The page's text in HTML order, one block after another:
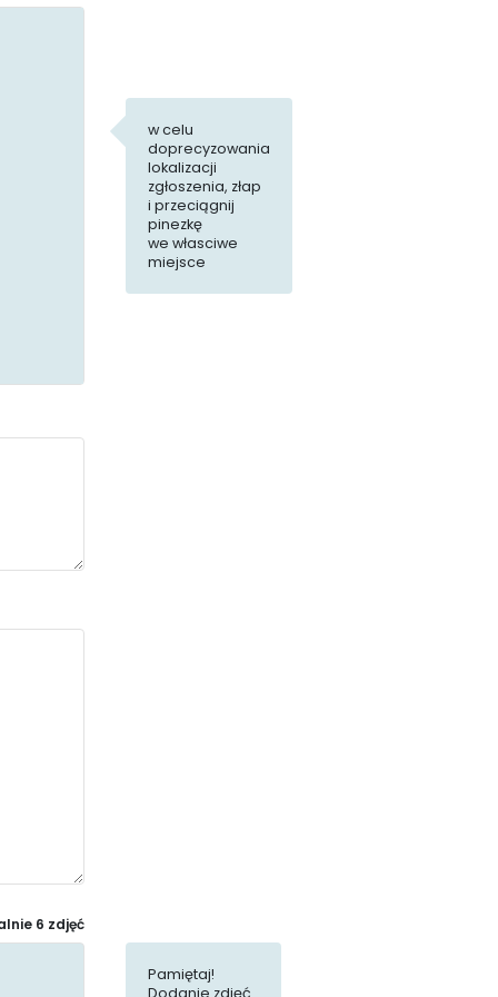
Ekointerwencjaw celu
doprecyzowania
lokalizacji
zgłoszenia, złap
i przeciągnij
pinezkę
we własciwe
miejsce
6 zdjęć
Pamiętaj!
Dodanie zdjęć